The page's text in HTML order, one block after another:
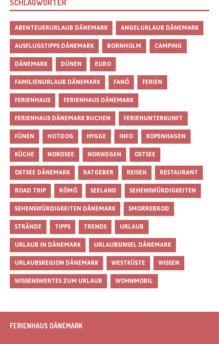
SCHLAGWÖRTER
ABENTEUERURLAUB DÄNEMARK ANGELURLAUB DÄNEMARK
AUSFLUGSTIPPS DÄNEMARK BORNHOLM CAMPING
DÄNEMARK DÜNEN EURO
FAMILIENURLAUB DÄNEMARK FANÖ FERIEN
FERIENHAUS FERIENHAUS DÄNEMARK
FERIENHAUS DÄNEMARK BUCHEN FERIENUNTERKUNFT
FÜNEN HOTDOG HYGGE INFO KOPENHAGEN
KÜCHE NORDSEE NORWEGEN OSTSEE
OSTSEE DÄNEMARK RATGEBER REISEN RESTAURANT
ROAD TRIP RÖMÖ SEELAND SEHENSWÜRDIGKEITEN
SEHENSWÜRDIGKEITEN DÄNEMARK SMORREBROD
STRÄNDE TIPPS TRENDS URLAUB
URLAUB IN DÄNEMARK URLAUBSINSEL DÄNEMARK
URLAUBSREGION DÄNEMARK WESTKÜSTE WISSEN
WISSENSWERTES ZUM URLAUB WOHNMOBIL
FERIENHAUS DÄNEMARK